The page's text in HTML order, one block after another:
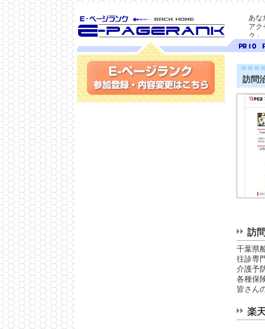
SEO対策に E-ページ
ランク
あな
アク
ク」
ランク
10
9
訪問
訪
千葉県
往診専
介護予
各種保
皆さん
楽
参加登録(無料)・内容変更